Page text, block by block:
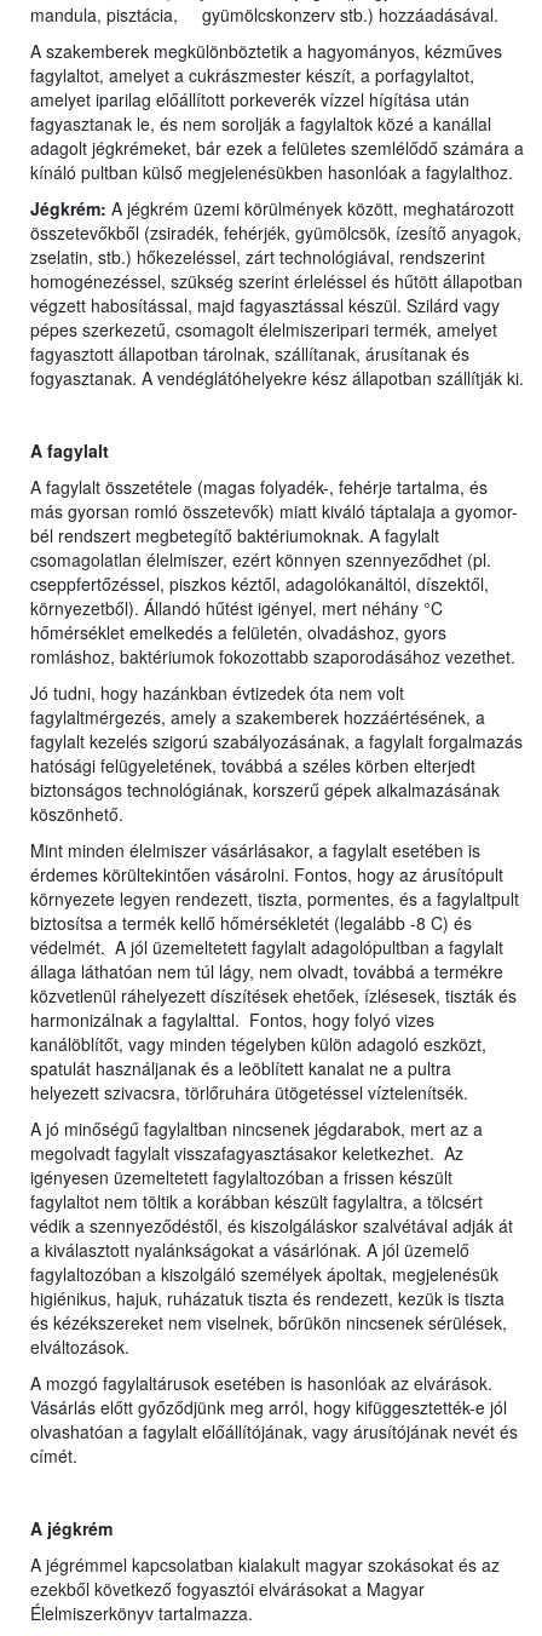
mandula, pisztácia, gyümölcskonzerv stb.) hozzáadásával.
A szakemberek megkülönböztetik a hagyományos, kézműves
fagylaltot, amelyet a cukrászmester készít, a porfagylaltot,
amelyet iparilag előállított porkeverék vízzel hígítása után
fagyasztanak le, és nem sorolják a fagylaltok közé a kanállal
adagolt jégkrémeket, bár ezek a felületes szemlélődő számára a
kínáló pultban külső megjelenésükben hasonlóak a fagylalthoz.
Jégkrém: A jégkrém üzemi körülmények között, meghatározott
összetevőkből (zsiradék, fehérjék, gyümölcsök, ízesítő anyagok,
zselatin, stb.) hőkezeléssel, zárt technológiával, rendszerint
homogénezéssel, szükség szerint érleléssel és hűtött állapotban
végzett habosítással, majd fagyasztással készül. Szilárd vagy
pépes szerkezetű, csomagolt élelmiszeripari termék, amelyet
fagyasztott állapotban tárolnak, szállítanak, árusítanak és
fogyasztanak. A vendéglátóhelyekre kész állapotban szállítják ki.
A fagylalt
A fagylalt összetétele (magas folyadék-, fehérje tartalma, és
más gyorsan romló összetevők) miatt kiváló táptalaja a gyomor-
bél rendszert megbetegítő baktériumoknak. A fagylalt
csomagolatlan élelmiszer, ezért könnyen szennyeződhet (pl.
cseppfertőzéssel, piszkos kéztől, adagolókanáltól, díszektől,
környezetből). Állandó hűtést igényel, mert néhány °C
hőmérséklet emelkedés a felületén, olvadáshoz, gyors
romláshoz, baktériumok fokozottabb szaporodásához vezethet.
Jó tudni, hogy hazánkban évtizedek óta nem volt
fagylaltmérgezés, amely a szakemberek hozzáértésének, a
fagylalt kezelés szigorú szabályozásának, a fagylalt forgalmazás
hatósági felügyeletének, továbbá a széles körben elterjedt
biztonságos technológiának, korszerű gépek alkalmazásának
köszönhető.
Mint minden élelmiszer vásárlásakor, a fagylalt esetében is
érdemes körültekintően vásárolni. Fontos, hogy az árusítópult
környezete legyen rendezett, tiszta, pormentes, és a fagylaltpult
biztosítsa a termék kellő hőmérsékletét (legalább -8 C) és
védelmét. A jól üzemeltetett fagylalt adagolópultban a fagylalt
állaga láthatóan nem túl lágy, nem olvadt, továbbá a termékre
közvetlenül ráhelyezett díszítések ehetőek, ízlésesek, tiszták és
harmonizálnak a fagylalttal. Fontos, hogy folyó vizes
kanálöblítőt, vagy minden tégelyben külön adagoló eszközt,
spatulát használjanak és a leöblített kanalat ne a pultra
helyezett szivacsra, törlőruhára ütögetéssel víztelenítsék.
A jó minőségű fagylaltban nincsenek jégdarabok, mert az a
megolvadt fagylalt visszafagyasztásakor keletkezhet. Az
igényesen üzemeltetett fagylaltozóban a frissen készült
fagylaltot nem töltik a korábban készült fagylaltra, a tölcsért
védik a szennyeződéstől, és kiszolgáláskor szalvétával adják át
a kiválasztott nyalánkságokat a vásárlónak. A jól üzemelő
fagylaltozóban a kiszolgáló személyek ápoltak, megjelenésük
higiénikus, hajuk, ruházatuk tiszta és rendezett, kezük is tiszta
és kézékszereket nem viselnek, bőrükön nincsenek sérülések,
elváltozások.
A mozgó fagylaltárusok esetében is hasonlóak az elvárások.
Vásárlás előtt győződjünk meg arról, hogy kifüggesztették-e jól
olvashatóan a fagylalt előállítójának, vagy árusítójának nevét és
címét.
A jégkrém
A jégrémmel kapcsolatban kialakult magyar szokásokat és az
ezekből következő fogyasztói elvárásokat a Magyar
Élelmiszerkönyv tartalmazza.